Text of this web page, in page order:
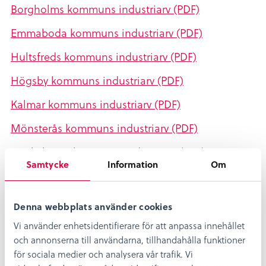
Samtycke Information Om
Denna webbplats använder cookies
Vi använder enhetsidentifierare för att anpassa innehållet
och annonserna till användarna, tillhandahålla funktioner
för sociala medier och analysera vår trafik. Vi
Borgholms kommuns industriarv (PDF)
Emmaboda kommuns industriarv (PDF)
Hultsfreds kommuns industriarv (PDF)
Högsby kommuns industriarv (PDF)
Kalmar kommuns industriarv (PDF)
Mönsterås kommuns industriarv (PDF)
Mörbylånga kommuns industriarv (PDF)
Nybro kommuns industriarv (PDF)
Oskarshamns kommuns industriarv (PDF)
Vimmerby kommuns industriarv (PDF)
Västerviks kommuns industriarv (PDF)